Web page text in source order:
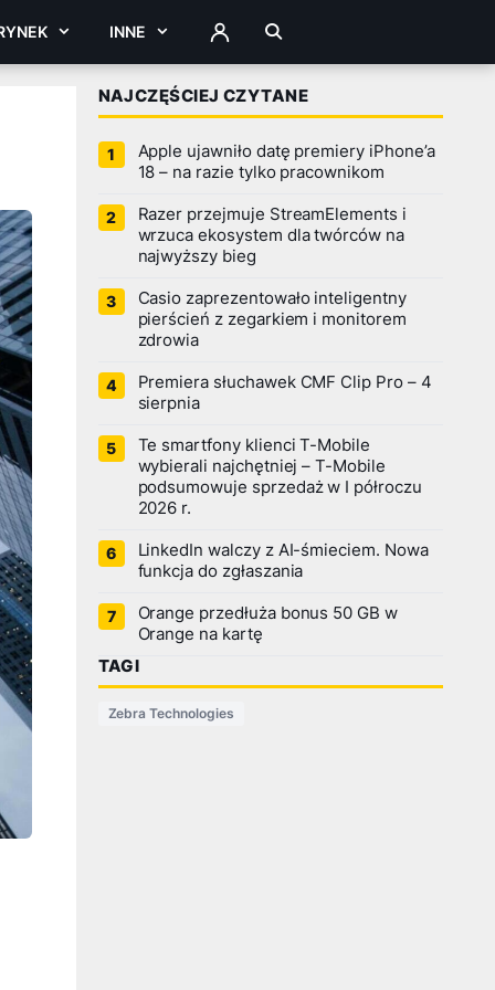
INNE ZALOGUJ
NAJCZĘŚCIEJ CZYTANE
Apple ujawniło datę premiery iPhone’a
18 – na razie tylko pracownikom
Razer przejmuje StreamElements i
wrzuca ekosystem dla twórców na
najwyższy bieg
Casio zaprezentowało inteligentny
pierścień z zegarkiem i monitorem
zdrowia
Premiera słuchawek CMF Clip Pro – 4
sierpnia
Te smartfony klienci T-Mobile
wybierali najchętniej – T-Mobile
podsumowuje sprzedaż w I półroczu
2026 r.
LinkedIn walczy z AI-śmieciem. Nowa
funkcja do zgłaszania
Orange przedłuża bonus 50 GB w
Orange na kartę
TAGI
Zebra Technologies